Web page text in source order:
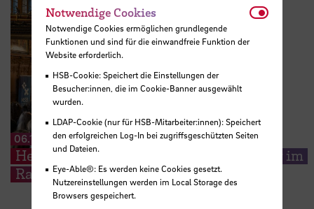
06.11.2025
Herzlicher Empfang für die Erstsemester im
Rathaus
Notwendige Cookies
Notwendige Cookies ermöglichen grundlegende
Funktionen und sind für die einwandfreie Funktion der
Website erforderlich.
HSB-Cookie: Speichert die Einstellungen der
Besucher:innen, die im Cookie-Banner ausgewählt
wurden.
LDAP-Cookie (nur für HSB-Mitarbeiter:innen): Speichert
den erfolgreichen Log-In bei zugriffsgeschützten Seiten
und Dateien.
Eye-Able®: Es werden keine Cookies gesetzt.
Nutzereinstellungen werden im Local Storage des
Browsers gespeichert.